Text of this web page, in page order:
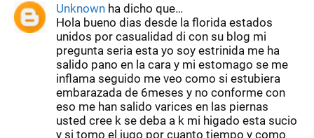
Unknown ha dicho que…
Hola bueno dias desde la florida estados
unidos por casualidad di con su blog mi
pregunta seria esta yo soy estrinida me ha
salido pano en la cara y mi estomago se me
inflama seguido me veo como si estubiera
embarazada de 6meses y no conforme con
eso me han salido varices en las piernas
usted cree k se deba a k mi higado esta sucio
y si tomo el jugo por cuanto tiempo y como